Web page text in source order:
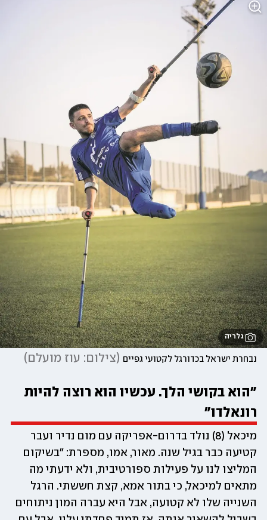
גלריה
נבחרת ישראל בכדורגל לקטועי גפיים (צילום: עוז מועלם )
רונאלדו"